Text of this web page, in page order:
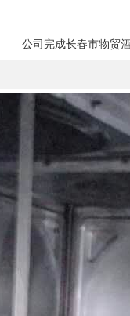
公司完成长春市物贸